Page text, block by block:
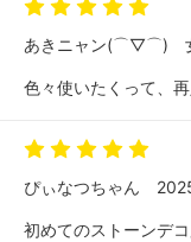
あきニャン(⌒▽⌒)
色々使いたくって、再
ぴぃなつちゃん
初めてのストーンデ